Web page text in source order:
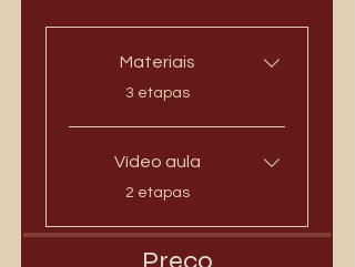
Materiais
.
3 etapas
Vídeo aula
.
2 etapas